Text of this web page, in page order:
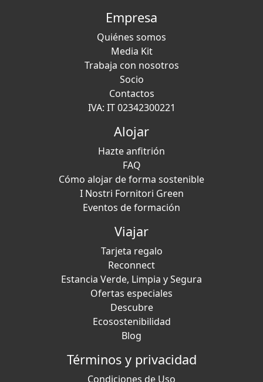
Empresa
Quiénes somos
Media Kit
Trabaja con nosotros
Socio
Contactos
IVA: IT 02342300221
Alojar
Hazte anfitrión
FAQ
Cómo alojar de forma sostenible
I Nostri Fornitori Green
Eventos de formación
Viajar
Tarjeta regalo
Reconnect
Estancia Verde, Limpia y Segura
Ofertas especiales
Descubre
Ecosostenibilidad
Blog
Términos y privacidad
Condiciones de Uso